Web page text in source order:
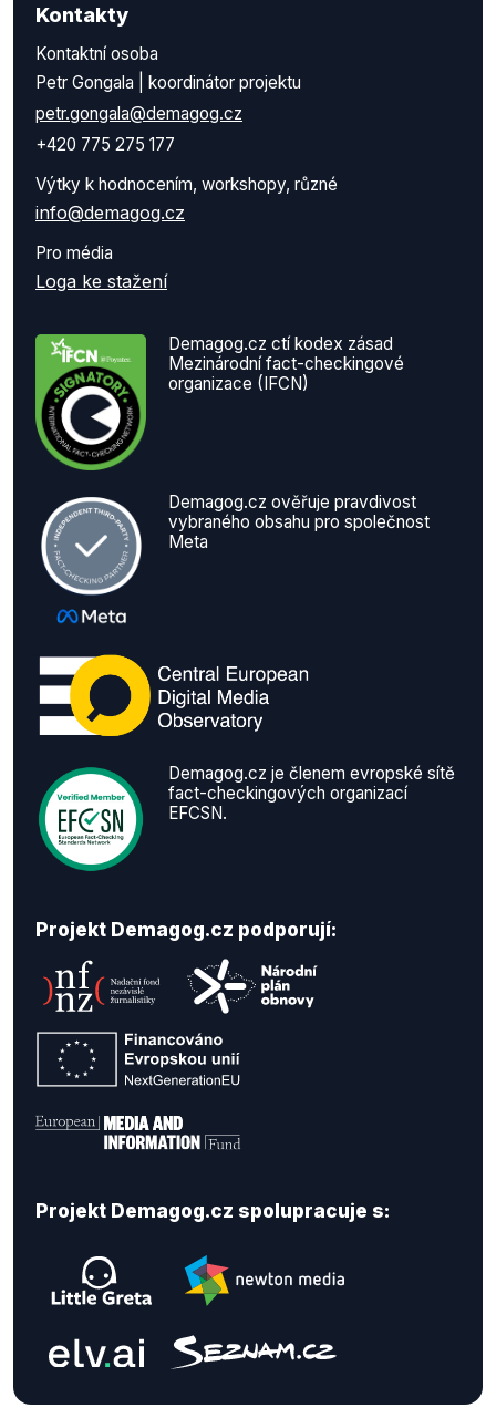
Kontakty
Kontaktní osoba
Petr Gongala | koordinátor projektu
petr.gongala@demagog.cz
+420 775 275 177
Výtky k hodnocením, workshopy, různé
info@demagog.cz
Pro média
Loga ke stažení
Demagog.cz ctí kodex zásad
Mezinárodní fact-checkingové
organizace (IFCN)
Demagog.cz ověřuje pravdivost
vybraného obsahu pro společnost
Meta
Demagog.cz je členem evropské sítě
fact-checkingových organizací
EFCSN.
Projekt Demagog.cz podporují:
Projekt Demagog.cz spolupracuje s: